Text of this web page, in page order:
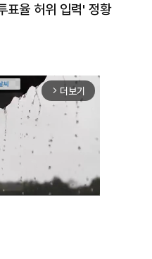
표율 허위 입력' 정황
arrow_forward_ios 더보기